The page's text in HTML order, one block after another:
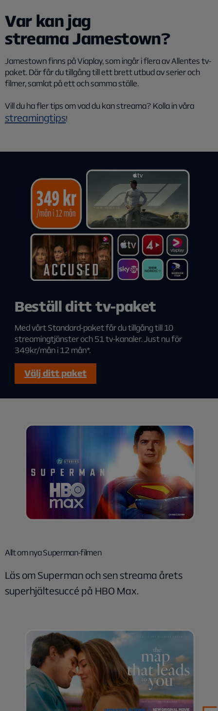
Var kan jag
streama Jamestown?
Jamestown finns på Viaplay, som ingår i flera av Allentes tv-
paket. Där får du tillgång till ett brett utbud av serier och
filmer, samlat på ett och samma ställe.
Vill du ha fler tips om vad du kan streama? Kolla in våra
streamingtips!
Beställ ditt tv-paket
Med vårt Standard-paket får du tillgång till 10
streamingtjänster och 51 tv-kanaler. Just nu för
349kr/mån i 12 mån*.
Välj ditt paket
Allt om nya Superman-filmen
Läs om Superman och sen streama årets
superhjältesuccé på HBO Max.